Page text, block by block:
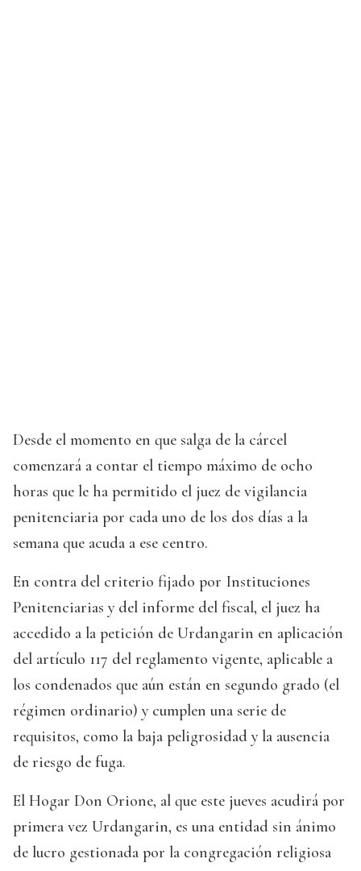
Desde el momento en que salga de la cárcel
comenzará a contar el tiempo máximo de ocho
horas que le ha permitido el juez de vigilancia
penitenciaria por cada uno de los dos días a la
semana que acuda a ese centro.
En contra del criterio fijado por Instituciones
Penitenciarias y del informe del fiscal, el juez ha
accedido a la petición de Urdangarin en aplicación
del artículo 117 del reglamento vigente, aplicable a
los condenados que aún están en segundo grado (el
régimen ordinario) y cumplen una serie de
requisitos, como la baja peligrosidad y la ausencia
de riesgo de fuga.
El Hogar Don Orione, al que este jueves acudirá por
primera vez Urdangarin, es una entidad sin ánimo
de lucro gestionada por la congregación religiosa